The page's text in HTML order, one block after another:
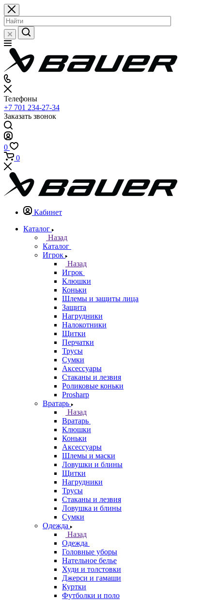
Телефоны
+7 701 234-27-34
Заказать звонок
0
0
Кабинет
Каталог
Назад
Каталог
Игрок
Назад
Игрок
Клюшки
Коньки
Шлемы и защиты лица
Защита
Нагрудники
Налокотники
Щитки
Перчатки
Трусы
Сумки
Аксессуары
Стаканы и лезвия
Роликовые коньки
Prosharp
Вратарь
Назад
Вратарь
Клюшки
Коньки
Аксессуары
Шлемы и маски
Ловушки и блины
Щитки
Нагрудники
Трусы
Стаканы и лезвия
Ловушка и блины
Сумки
Одежда
Назад
Одежда
Головные уборы
Нательное белье
Худи и толстовки
Джерси и гамаши
Куртки
Футболки и поло